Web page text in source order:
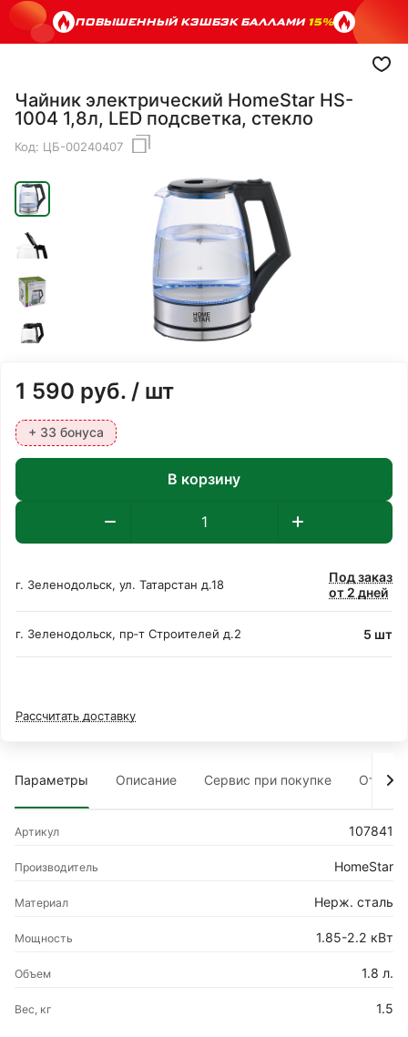
ПОВЫШЕННЫЙ КЭШБЭК БАЛЛАМИ15%
Чайник электрический HomeStar HS-
1004 1,8л, LED подсветка, стекло
Код: ЦБ-00240407
1 590 руб. / шт
+ 33 бонуса
В корзину
г. Зеленодольск, ул. Татарстан д.18
Под заказ
от 2 дней
г. Зеленодольск, пр‑т Строителей д.2 5 шт
Рассчитать доставку
Параметры Описание Сервис при покупке Отзывы
Артикул 107841
Производитель HomeStar
Материал Нерж. сталь
Мощность 1.85-2.2 кВт
Объем 1.8 л.
Вес, кг 1.5